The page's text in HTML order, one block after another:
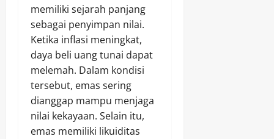
memiliki sejarah panjang
sebagai penyimpan nilai.
Ketika inflasi meningkat,
daya beli uang tunai dapat
melemah. Dalam kondisi
tersebut, emas sering
dianggap mampu menjaga
nilai kekayaan. Selain itu,
emas memiliki likuiditas